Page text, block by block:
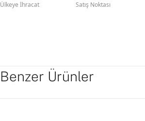
Ülkeye İhracat Satış Noktası
Benzer Ürünler